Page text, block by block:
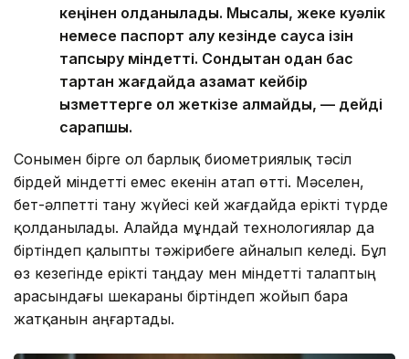
кеңінен қолданылады. Мысалы, жеке куәлік
немесе паспорт алу кезінде саусақ ізін
тапсыру міндетті. Сондықтан одан бас
тартқан жағдайда азамат кейбір
қызметтерге қол жеткізе алмайды, — дейді
сарапшы.
Сонымен бірге ол барлық биометриялық тәсіл
бірдей міндетті емес екенін атап өтті. Мәселен,
бет-әлпетті тану жүйесі кей жағдайда ерікті түрде
қолданылады. Алайда мұндай технологиялар да
біртіндеп қалыпты тәжірибеге айналып келеді. Бұл
өз кезегінде ерікті таңдау мен міндетті талаптың
арасындағы шекараны біртіндеп жойып бара
жатқанын аңғартады.